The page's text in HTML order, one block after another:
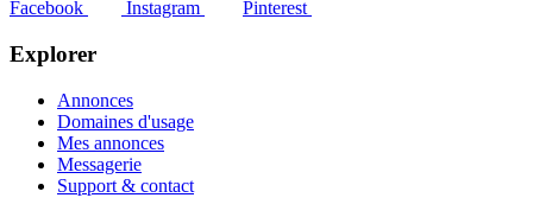
Facebook Instagram Pinterest
Explorer
Annonces
Domaines d'usage
Mes annonces
Messagerie
Support & contact